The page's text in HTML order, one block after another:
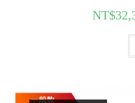
NT$